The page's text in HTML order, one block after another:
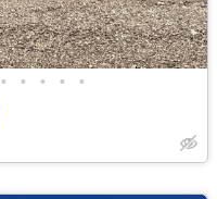
• • • • •